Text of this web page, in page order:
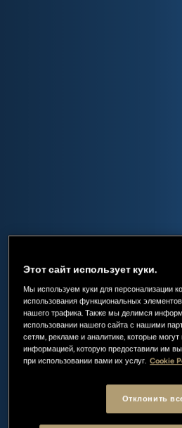
Этот сайт использует куки.
Мы используем куки для персонализации
использования функциональных
нашего трафика. Также мы делимся
использовании нашего сайта с нашими
сетям, рекламе и аналитике, которые
информацией, которую предоставили им
при использовании вами их услуг. Cookie
Отклонить